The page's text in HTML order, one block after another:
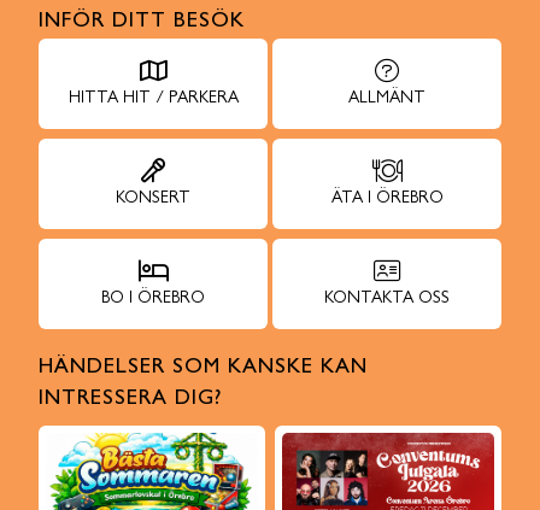
INFÖR DITT BESÖK
HITTA HIT / PARKERA ALLMÄNT
KONSERT ÄTA I ÖREBRO
BO I ÖREBRO KONTAKTA OSS
HÄNDELSER SOM KANSKE KAN
INTRESSERA DIG?